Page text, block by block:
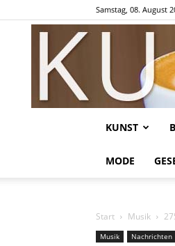
Samstag, 08. August
KUNST
MODE
Start Musik
Musik Nachrichten